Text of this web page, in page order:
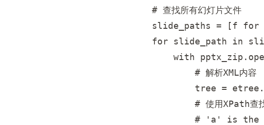
        # 查找所有幻灯片文件
slide_paths = [f for
for slide_path in
with
                # 解析XML内容
tree =
# 使用XPath查找
# 'a' is the